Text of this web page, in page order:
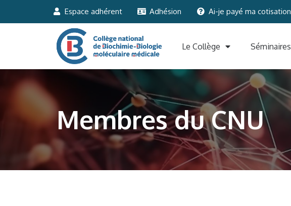
Espace adhérent Adhésion Ai-je payé ma cotisation
Le Collège Séminaires
Membres du CNU